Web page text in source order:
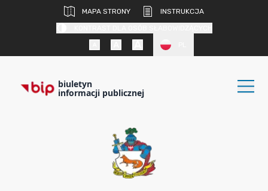
MAPA STRONY
INSTRUKCJA
biuletyn
informacji publicznej